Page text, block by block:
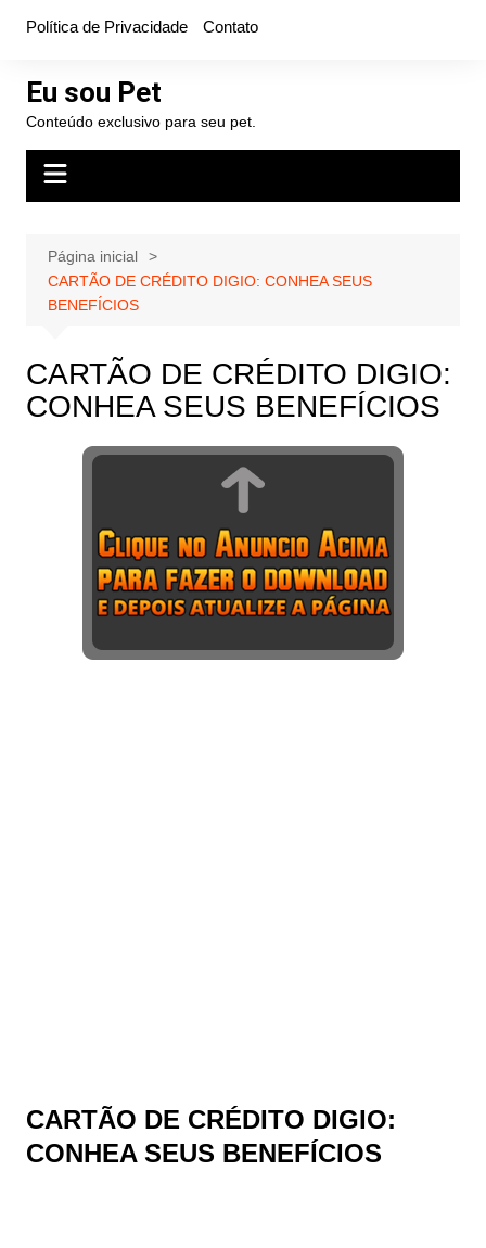
conteúdo
Política de Privacidade Contato
Eu sou Pet
Conteúdo exclusivo para seu pet.
Página inicial
CARTÃO DE CRÉDITO DIGIO: CONHEA SEUS
BENEFÍCIOS
CARTÃO DE CRÉDITO DIGIO:
CONHEA SEUS BENEFÍCIOS
CARTÃO DE CRÉDITO DIGIO:
CONHEA SEUS BENEFÍCIOS